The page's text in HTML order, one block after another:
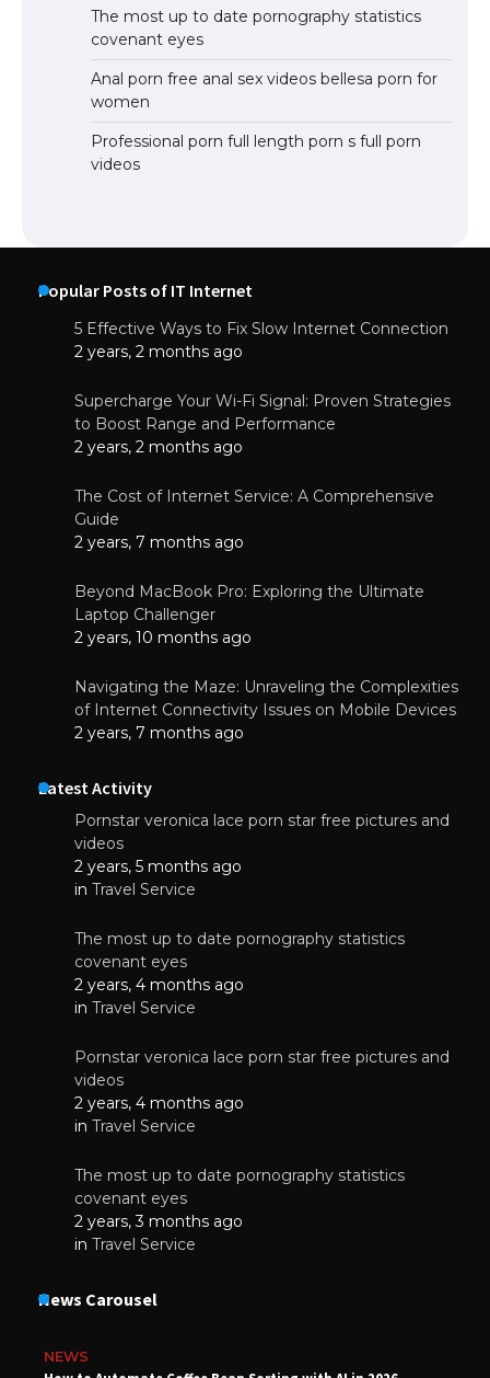
The most up to date pornography statistics
covenant eyes
Anal porn free anal sex videos bellesa porn for
women
Professional porn full length porn s full porn
videos
Popular Posts of IT Internet
5 Effective Ways to Fix Slow Internet Connection
2 years, 2 months ago
Supercharge Your Wi-Fi Signal: Proven Strategies
to Boost Range and Performance
2 years, 2 months ago
The Cost of Internet Service: A Comprehensive
Guide
2 years, 7 months ago
Beyond MacBook Pro: Exploring the Ultimate
Laptop Challenger
2 years, 10 months ago
Navigating the Maze: Unraveling the Complexities
of Internet Connectivity Issues on Mobile Devices
2 years, 7 months ago
Latest Activity
Pornstar veronica lace porn star free pictures and
videos
2 years, 5 months ago
in Travel Service
The most up to date pornography statistics
covenant eyes
2 years, 4 months ago
in Travel Service
Pornstar veronica lace porn star free pictures and
videos
2 years, 4 months ago
in Travel Service
The most up to date pornography statistics
covenant eyes
2 years, 3 months ago
in Travel Service
News Carousel
NEWS